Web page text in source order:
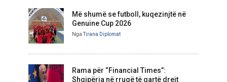
Më shumë se futboll, kuqezinjtë në
Genuine Cup 2026
NgaTirana Diplomat
Rama për “Financial Times”:
Shqipëria në rrugë të qartë drejt